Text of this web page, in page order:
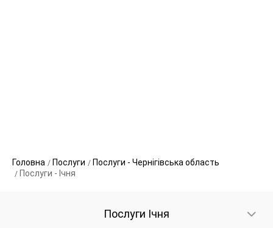
Головна Послуги
Послуги - Чернігівська область
Послуги - Ічня
Послуги Ічня